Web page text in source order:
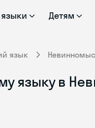
Детям
язык
языку в